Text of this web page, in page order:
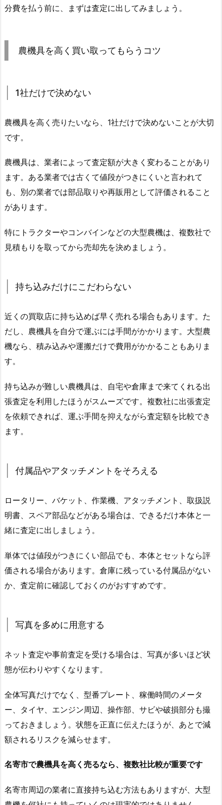
分費を払う前に、まずは査定に出してみましょう。
農機具を高く買い取ってもらうコツ
1社だけで決めない
農機具を高く売りたいなら、1社だけで決めないことが大切
です。
農機具は、業者によって査定額が大きく変わることがあり
ます。ある業者では古くて値段がつきにくいと言われて
も、別の業者では部品取りや再販用として評価されること
があります。
特にトラクターやコンバインなどの大型農機は、複数社で
見積もりを取ってから売却先を決めましょう。
持ち込みだけにこだわらない
近くの買取店に持ち込めば早く売れる場合もあります。た
だし、農機具を自分で運ぶには手間がかかります。大型農
機なら、積み込みや運搬だけで費用がかかることもありま
す。
持ち込みが難しい農機具は、自宅や倉庫まで来てくれる出
張査定を利用したほうがスムーズです。複数社に出張査定
を依頼できれば、運ぶ手間を抑えながら査定額を比較でき
ます。
付属品やアタッチメントをそろえる
ロータリー、バケット、作業機、アタッチメント、取扱説
明書、スペア部品などがある場合は、できるだけ本体と一
緒に査定に出しましょう。
単体では値段がつきにくい部品でも、本体とセットなら評
価される場合があります。倉庫に残っている付属品がない
か、査定前に確認しておくのがおすすめです。
写真を多めに用意する
ネット査定や事前査定を受ける場合は、写真が多いほど状
態が伝わりやすくなります。
全体写真だけでなく、型番プレート、稼働時間のメータ
ー、タイヤ、エンジン周辺、操作部、サビや破損部分も撮
っておきましょう。状態を正直に伝えたほうが、あとで減
額されるリスクを減らせます。
名寄市で農機具を高く売るなら、複数社比較が重要です
名寄市周辺の業者に直接持ち込む方法もありますが、大型